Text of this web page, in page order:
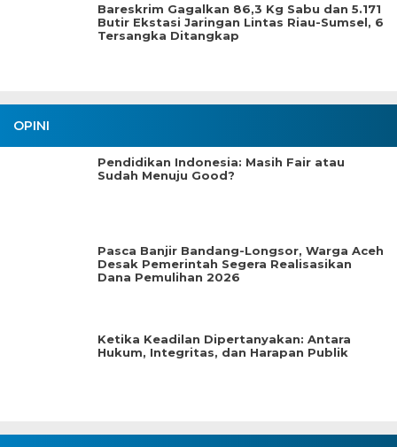
Bareskrim Gagalkan 86,3 Kg Sabu dan 5.171
Butir Ekstasi Jaringan Lintas Riau-Sumsel, 6
Tersangka Ditangkap
OPINI
Pendidikan Indonesia: Masih Fair atau
Sudah Menuju Good?
Pasca Banjir Bandang-Longsor, Warga Aceh
Desak Pemerintah Segera Realisasikan
Dana Pemulihan 2026
Ketika Keadilan Dipertanyakan: Antara
Hukum, Integritas, dan Harapan Publik